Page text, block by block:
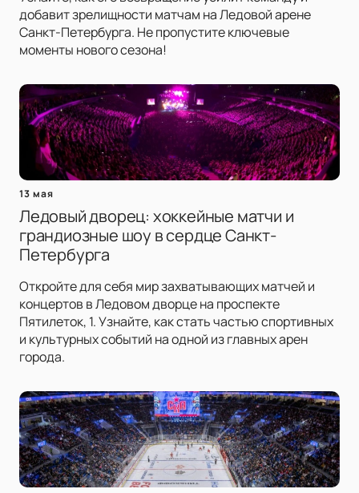
добавит зрелищности матчам на Ледовой арене
Санкт-Петербурга. Не пропустите ключевые
моменты нового сезона!
13 мая
Ледовый дворец: хоккейные матчи и
грандиозные шоу в сердце Санкт-
Петербурга
Откройте для себя мир захватывающих матчей и
концертов в Ледовом дворце на проспекте
Пятилеток, 1. Узнайте, как стать частью спортивных
и культурных событий на одной из главных арен
города.